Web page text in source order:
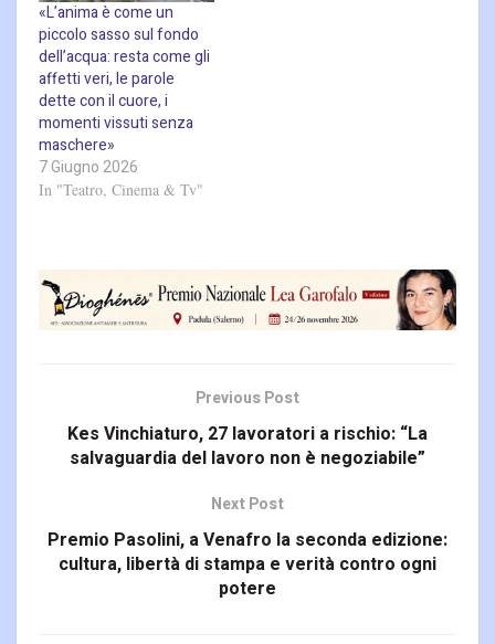
«L’anima è come un
piccolo sasso sul fondo
dell’acqua: resta come gli
affetti veri, le parole
dette con il cuore, i
momenti vissuti senza
maschere»
7 Giugno 2026
In "Teatro, Cinema & Tv"
Previous Post
Kes Vinchiaturo, 27 lavoratori a rischio: “La
salvaguardia del lavoro non è negoziabile”
Next Post
Premio Pasolini, a Venafro la seconda edizione:
cultura, libertà di stampa e verità contro ogni
potere